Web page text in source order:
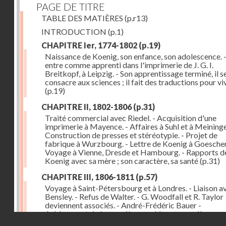
PAGE DE TITRE
TABLE DES MATIÈRES (p.r13)
INTRODUCTION (p.1)
CHAPITRE Ier, 1774-1802 (p.19)
Naissance de Koenig, son enfance, son adolescence.
entre comme apprenti dans l'imprimerie de J. G. I.
Breitkopf, à Leipzig. - Son apprentissage terminé, il
consacre aux sciences ; il fait des traductions pour
(p.19)
CHAPITRE II, 1802-1806(p.31)
Traité commercial avec Riedel. - Acquisition d'une
imprimerie à Mayence. - Affaires à Suhl et à
Construction de presses et stéréotypie. - Projet de
fabrique à Wurzbourg. - Lettre de Koenig à
Voyage à Vienne, Dresde et Hambourg. - Rapports
Koenig avec sa mère ; son caractère, sa santé(p.31)
CHAPITRE III, 1806-1811 (p.57)
Voyage à Saint-Pétersbourg et à Londres. - Liaison
Bensley. - Refus de Walter. - G. Woodfall et R. Taylor
deviennent associés. - André-Frédéric Bauer -
Achèvement de la première machine et premières